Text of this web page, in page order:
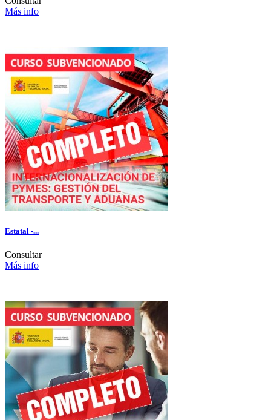
Más info
Estatal -...
Consultar
Más info